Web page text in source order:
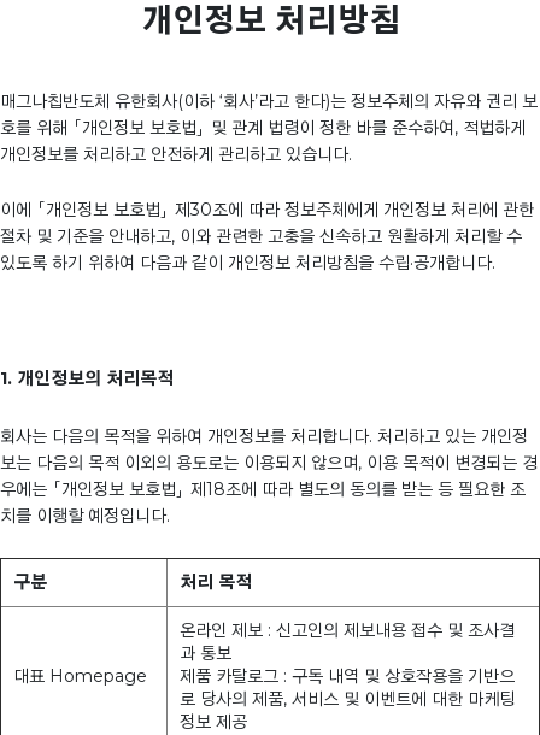
개인정보 처리방침
매그나칩반도체 유한회사(이하 ‘회사’라고 한다)는 정보주체의 자유와 권리 보
호를 위해 「개인정보 보호법」 및 관계 법령이 정한 바를 준수하여, 적법하게
개인정보를 처리하고 안전하게 관리하고 있습니다.
이에 「개인정보 보호법」 제30조에 따라 정보주체에게 개인정보 처리에 관한
절차 및 기준을 안내하고, 이와 관련한 고충을 신속하고 원활하게 처리할 수
있도록 하기 위하여 다음과 같이 개인정보 처리방침을 수립·공개합니다.
1. 개인정보의 처리목적
회사는 다음의 목적을 위하여 개인정보를 처리합니다. 처리하고 있는 개인정
보는 다음의 목적 이외의 용도로는 이용되지 않으며, 이용 목적이 변경되는 경
우에는 「개인정보 보호법」 제18조에 따라 별도의 동의를 받는 등 필요한 조
치를 이행할 예정입니다.
구분 처리 목적
대표 Homepage
온라인 제보 : 신고인의 제보내용 접수 및 조사결
과 통보
제품 카탈로그 : 구독 내역 및 상호작용을 기반으
로 당사의 제품, 서비스 및 이벤트에 대한 마케팅
정보 제공